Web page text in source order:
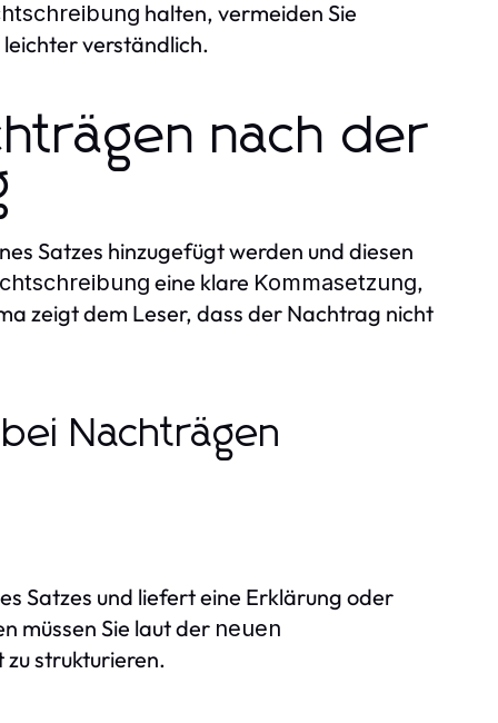
halten, vermeiden Sie
verständlich.
nach der
Satzes hinzugefügt werden und diesen
eine klare Kommasetzung,
zeigt dem Leser, dass der Nachtrag nicht
Nachträgen
Satzes und liefert eine Erklärung oder
müssen Sie laut der neuen
zu strukturieren.